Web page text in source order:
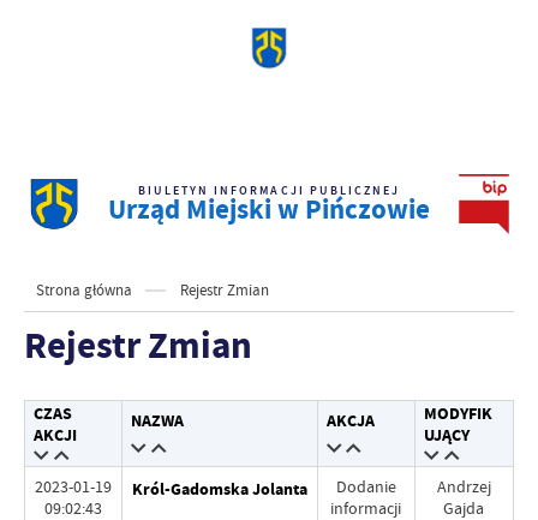
BIULETYN INFORMACJI PUBLICZNEJ
Urząd Miejski w Pińczowie
Strona główna Rejestr Zmian
Rejestr Zmian
CZAS
AKCJI
NAZWA AKCJA
MODYFIK
UJĄCY
2023-01-19
09:02:43
Król-Gadomska Jolanta
Dodanie
informacji
Andrzej
Gajda